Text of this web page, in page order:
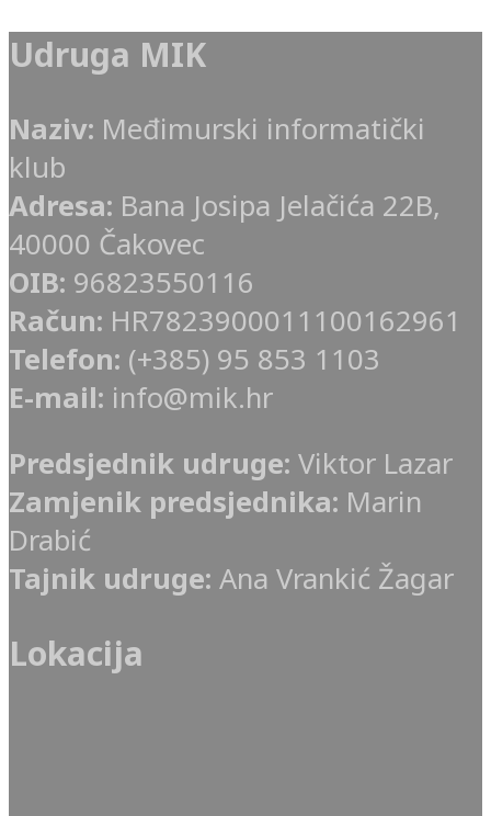
Udruga MIK
Naziv: Međimurski informatički
klub
Adresa: Bana Josipa Jelačića 22B,
40000 Čakovec
OIB: 96823550116
Račun: HR7823900011100162961
Telefon: (+385) 95 853 1103
E-mail: info@mik.hr
Predsjednik udruge: Viktor Lazar
Zamjenik predsjednika: Marin
Drabić
Tajnik udruge: Ana Vrankić Žagar
Lokacija